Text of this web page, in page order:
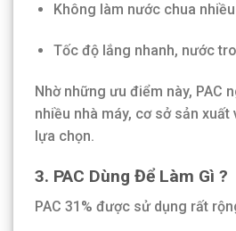
Không làm nước chua nhiều
Tốc độ lắng nhanh, nước
Nhờ những ưu điểm này, PAC
nhiều nhà máy, cơ sở sản xuất
lựa chọn.
3. PAC Dùng Để Làm Gì ?
PAC 31% được sử dụng rất